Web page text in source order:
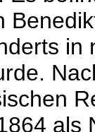
in
als